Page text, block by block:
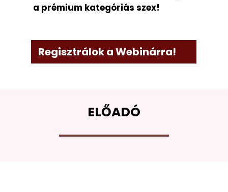
a prémium kategóriás szex!
Regisztrálok a Webinárra!
ELŐADÓ